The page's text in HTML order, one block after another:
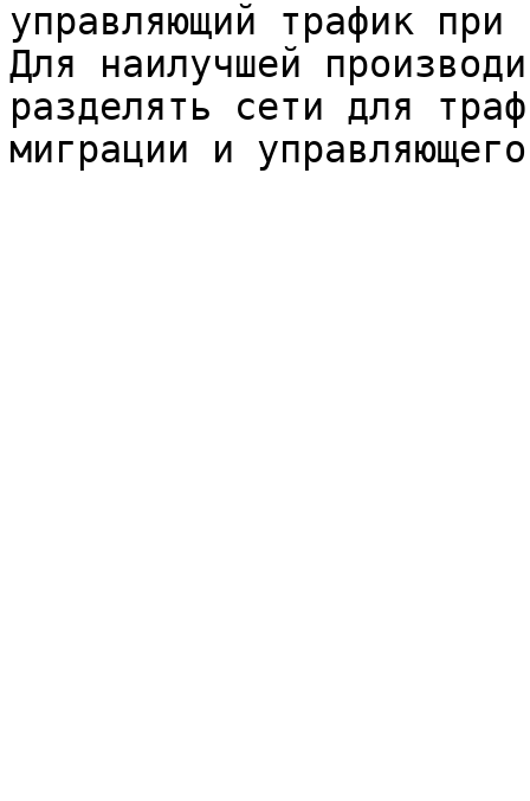
управляющий трафик
Для наилучшей
разделять сети для